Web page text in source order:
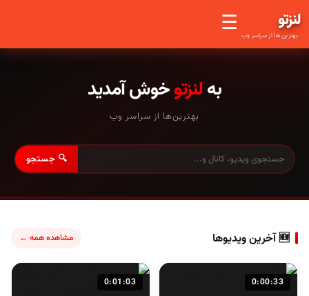
لنزتو
بهترین ها از سراسر وب ☰
بهلنزتوخوش آمدید
بهترین‌ها از سراسر وب
🔍 جستجو
🆕 آخرین ویدیوها مشاهده همه ←
0:00:33
0:01:03